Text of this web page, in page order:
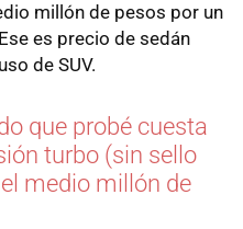
millón de pesos por un
es precio de sedán
de SUV.
que probé cuesta
turbo (sin sello
medio millón de